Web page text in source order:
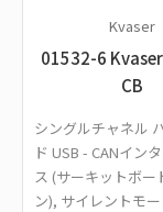
Kvaser
01532-6
CB
シングルチャネル
ド USB - CANイン
ス (サーキットボー
ン), サイレントモ